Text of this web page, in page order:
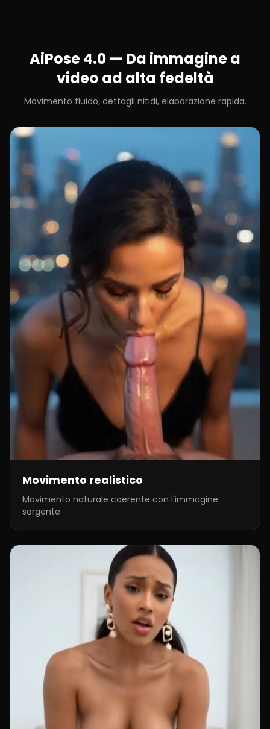
AiPose 4.0 — Da immagine a
video ad alta fedeltà
Movimento fluido, dettagli nitidi, elaborazione rapida.
Movimento realistico
Movimento naturale coerente con l'immagine
sorgente.